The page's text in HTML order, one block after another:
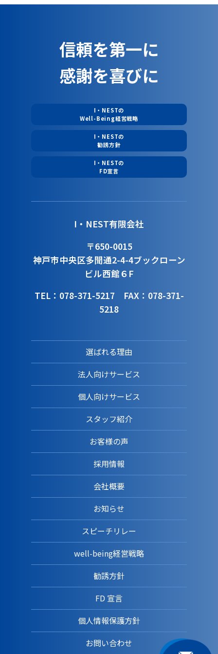
信頼を第一に
感謝を喜びに
I・NESTの
Well-Being経営戦略
I・NESTの
勧誘方針
I・NESTの
FD宣言
I・NEST有限会社
〒650-0015
神戸市中央区多聞通2-4-4ブックローン
ビル西館６F
TEL：078-371-5217 FAX：078-371-
5218
選ばれる理由
法人向けサービス
個人向けサービス
スタッフ紹介
お客様の声
採用情報
会社概要
お知らせ
スピーチリレー
well-being経営戦略
勧誘方針
FD 宣言
個人情報保護方針
お問い合わせ